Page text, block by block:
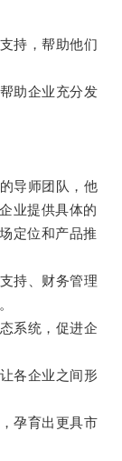
持，帮助他们
助企业充分发
导师团队，他
业提供具体的
定位和产品推
持、财务管理
系统，促进企
各企业之间形
孕育出更具市